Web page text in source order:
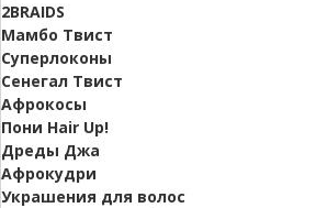
2BRAIDS
Мамбо Твист
Суперлоконы
Сенегал Твист
Афрокосы
Пони Hair Up!
Дреды Джа
Афрокудри
Украшения для волос